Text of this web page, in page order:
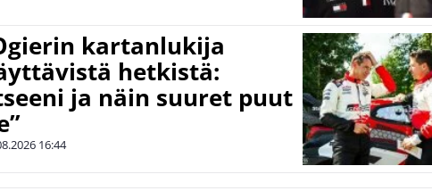
kartanlukija
hetkistä:
ja näin suuret puut
16:44